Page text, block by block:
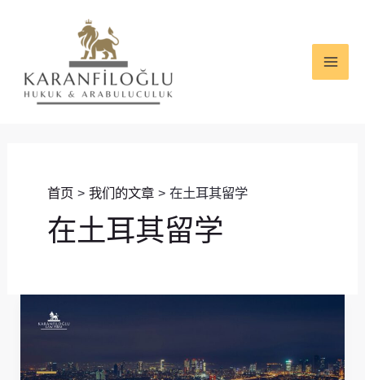
首页 我们的文章 在土耳其留学
在土耳其留学
耳
学